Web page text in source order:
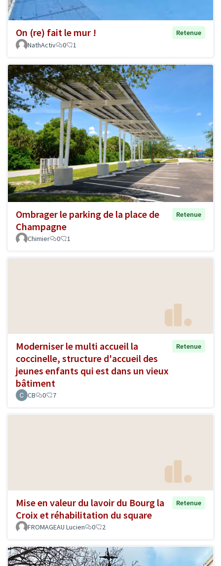
On (re) fait le mur !
Retenue
NathActiv
0 1
Ombrager le parking de la place de
Champagne
Retenue
Chimier 0 1
Moderniser le multi accueil la
coccinelle, structure d'accueil des
jeunes enfants qui est dans un vieux
bâtiment
Retenue
CB 0 7
Mise en valeur du lavoir du Bourg la
Croix et réhabilitation du square
Retenue
FROMAGEAU Lucien 0 2